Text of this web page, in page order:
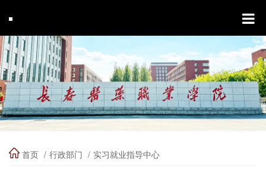
首页 行政部门 实习就业指导中心